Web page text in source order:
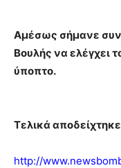
Αμέσως σήμανε
Βουλής να ελέγχει
ύποπτο.
Τελικά
http://